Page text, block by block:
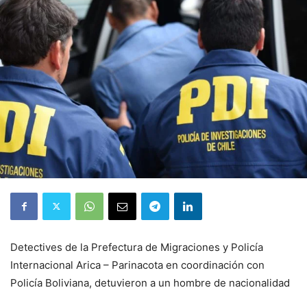
Detectives de la Prefectura de Migraciones y Policía
Internacional Arica – Parinacota en coordinación con
Policía Boliviana, detuvieron a un hombre de nacionalidad